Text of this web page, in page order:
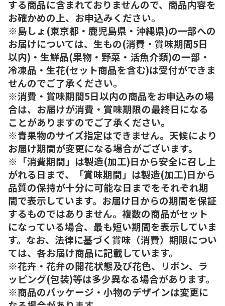
する商品に含まれておりませんので、商品内容を
お確かめの上、お申込みください。
※島しょ(東京都・鹿児島県・沖縄県)の一部への
お届けについては、生もの(消費・賞味期間5日
以内)・生鮮品(果物・野菜・活魚介類)の一部・
冷凍品・生花(セット商品を含む)は受付ができま
せんのでご了承ください。
※消費・賞味期間5日以内の商品をお申込みの場
合は、お届けが消費・賞味期限の最終日になる
ことがありますのでご了承ください。
※青果物のサイズ指定はできません。天候により
お届け期間が変更になる場合がございます。
※「消費期間」は製造(加工)日から安全に召し上
がれる日まで、「賞味期間」は製造(加工)日から
品質の保持が十分に可能な日までをそれぞれ期
間で表示しています。お届け日からの期間を保証
するものではありません。複数の商品がセット
になっている場合、最も短い期間を表示していま
す。なお、法律に基づく賞味（消費）期限につい
ては、各お届け商品に記載しています。
※花卉・花弁の開花状態及び花色、リボン、ラ
ッピング(包装)等は多少異なる場合があります。
※商品のパッケージ・小物のデザインは変更に